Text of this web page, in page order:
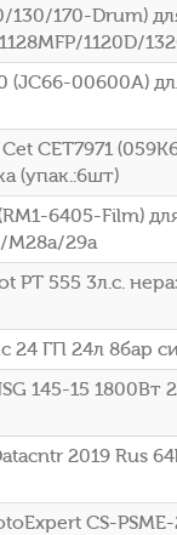
130/170-Drum)
1120D/
(JC66-00600A)
CET7971
(упак.:6шт)
6405-Film)
M28a/29a
555 3л.с.
24 ГП 24л 8бар
145-15 1800Вт
2019 Rus
CS-